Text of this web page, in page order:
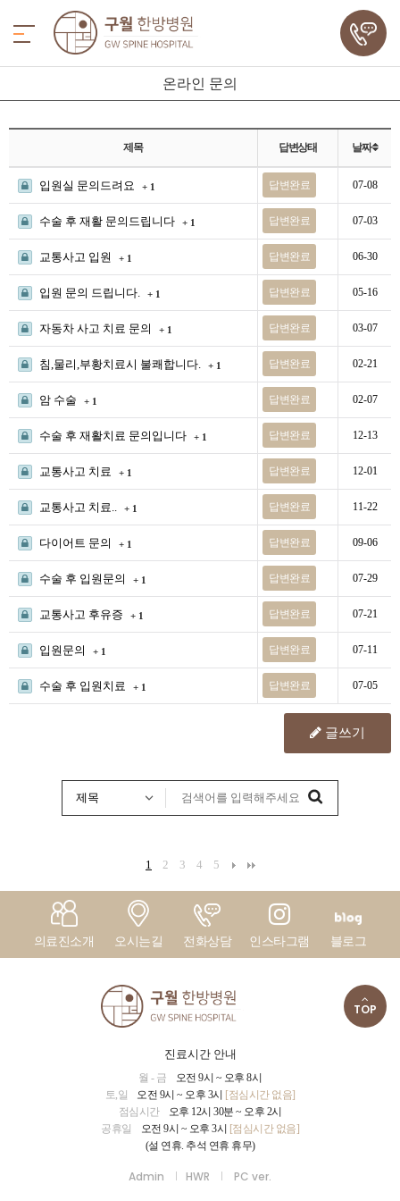
의료진소개 오시는길 전화상담 인스타그램 블로그
온라인 문의
제목 답변상태 날짜
입원실 문의드려요 + 1 답변완료 07-08
수술 후 재활 문의드립니다 + 1 답변완료 07-03
교통사고 입원 + 1 답변완료 06-30
입원 문의 드립니다. + 1 답변완료 05-16
자동차 사고 치료 문의 + 1 답변완료 03-07
침,물리,부황치료시 불쾌합니다. + 1 답변완료 02-21
암 수술 + 1 답변완료 02-07
수술 후 재활치료 문의입니다 + 1 답변완료 12-13
교통사고 치료 + 1 답변완료 12-01
교통사고 치료.. + 1 답변완료 11-22
다이어트 문의 + 1 답변완료 09-06
수술 후 입원문의 + 1 답변완료 07-29
교통사고 후유증 + 1 답변완료 07-21
입원문의 + 1 답변완료 07-11
수술 후 입원치료 + 1 답변완료 07-05
글쓰기
1 2 3 4 5
TOP
진료시간 안내
월 - 금
오전 9시 ~ 오후 8시
토,일
오전 9시 ~ 오후 3시 [점심시간 없음]
점심시간
오후 12시 30분 ~ 오후 2시
공휴일
오전 9시 ~ 오후 3시 [점심시간 없음]
(설 연휴. 추석 연휴 휴무)
Admin HWR PC ver.